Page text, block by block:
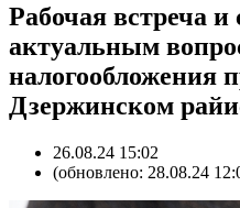
Рабочая встреча и
актуальным
налогообложения
Дзержинском
26.08.24 15:02
(обновлено: 28.08.24